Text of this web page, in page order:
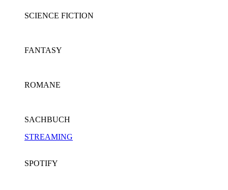
SCIENCE FICTION
FANTASY
ROMANE
SACHBUCH
STREAMING
SPOTIFY